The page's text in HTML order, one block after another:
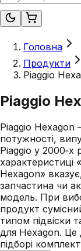
Головна
Продукти
Piaggio
Piaggio
Piaggio Hexagon
потужності,
Piaggio у 2000‑х
характеристиці
Hexagon»
запчастина чи
модель. При
продукт
типом підвіски
для Hexagon.
підборі